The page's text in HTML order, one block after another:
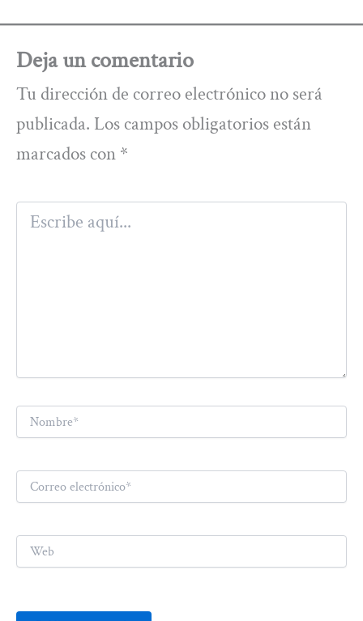
Deja un comentario
Tu dirección de correo electrónico no será
publicada. Los campos obligatorios están
marcados con *
Escribe
aquí...
Correo
electrónico*
Web